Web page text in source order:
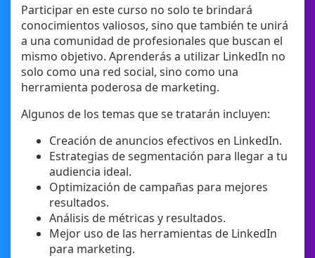
Participar en este curso no solo te brindará
conocimientos valiosos, sino que también te unirá
a una comunidad de profesionales que buscan el
mismo objetivo. Aprenderás a utilizar LinkedIn no
solo como una red social, sino como una
herramienta poderosa de marketing.
Algunos de los temas que se tratarán incluyen:
Creación de anuncios efectivos en LinkedIn.
Estrategias de segmentación para llegar a tu
audiencia ideal.
Optimización de campañas para mejores
resultados.
Análisis de métricas y resultados.
Mejor uso de las herramientas de LinkedIn
para marketing.